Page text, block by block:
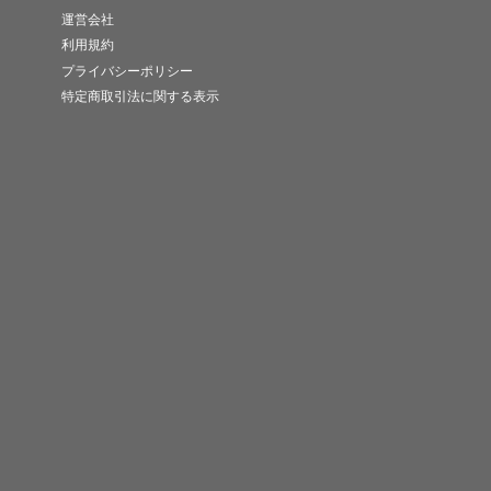
運営会社
利用規約
プライバシーポリシー
特定商取引法に関する表示